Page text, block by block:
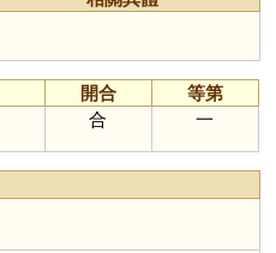
開合
等第
合 一